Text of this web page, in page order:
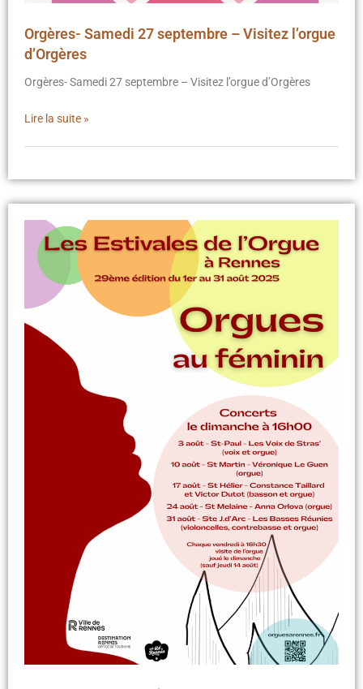
Orgères- Samedi 27 septembre – Visitez l’orgue
d’Orgères
Orgères- Samedi 27 septembre – Visitez l’orgue d’Orgères
Lire la suite »